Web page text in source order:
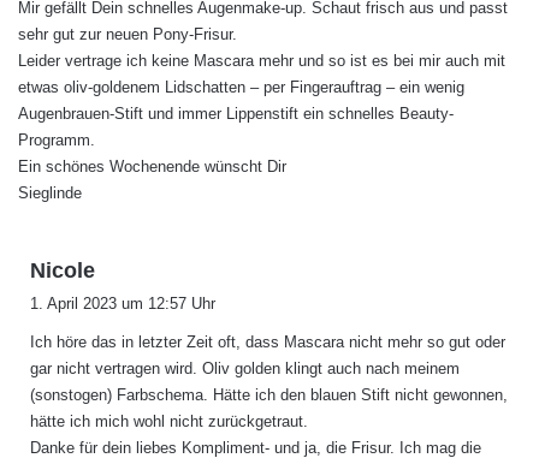
t
:
Mir gefällt Dein schnelles Augenmake-up. Schaut frisch aus und passt
sehr gut zur neuen Pony-Frisur.
Leider vertrage ich keine Mascara mehr und so ist es bei mir auch mit
etwas oliv-goldenem Lidschatten – per Fingerauftrag – ein wenig
Augenbrauen-Stift und immer Lippenstift ein schnelles Beauty-
Programm.
Ein schönes Wochenende wünscht Dir
Sieglinde
Nicole
t
:
1. April 2023 um 12:57 Uhr
Ich höre das in letzter Zeit oft, dass Mascara nicht mehr so gut oder
gar nicht vertragen wird. Oliv golden klingt auch nach meinem
(sonstogen) Farbschema. Hätte ich den blauen Stift nicht gewonnen,
hätte ich mich wohl nicht zurückgetraut.
Danke für dein liebes Kompliment- und ja, die Frisur. Ich mag die